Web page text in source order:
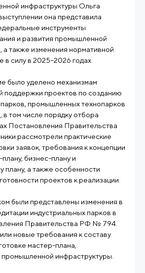
инфраструктуры Ольга
она представила
инструменты
и развития промышленной
а также изменения нормативной
в силу в 2025–2026 годах.
было уделено механизмам
поддержки проектов по созданию
промышленных технопарков
в том числе порядку отбора
Постановления Правительства
рассмотрели практические
заявок, требования к концепции
бизнес-плану и
плану, а также особенности
проектов к реализации.
были представлены изменения в
индустриальных парков в
Правительства РФ № 794.
новые требования к составу
мастер-плана,
инфраструктуры.